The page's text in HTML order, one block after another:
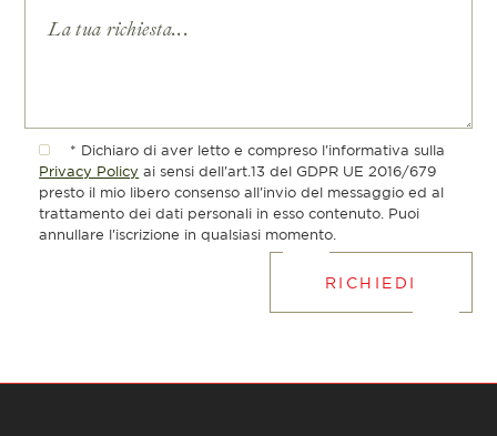
* Dichiaro di aver letto e compreso l'informativa sulla
Privacy Policy ai sensi dell'art.13 del GDPR UE 2016/679
presto il mio libero consenso all'invio del messaggio ed al
trattamento dei dati personali in esso contenuto. Puoi
annullare l'iscrizione in qualsiasi momento.
RICHIEDI